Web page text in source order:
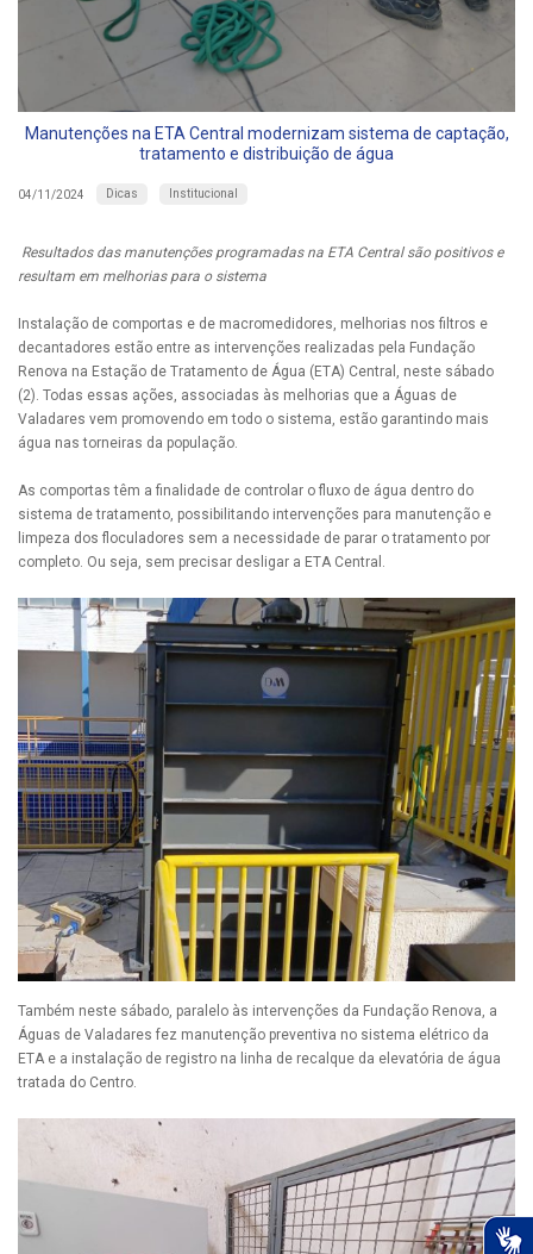
Manutenções na ETA Central modernizam sistema de captação,
tratamento e distribuição de água
04/11/2024 Dicas Institucional
Resultados das manutenções programadas na ETA Central são positivos e
resultam em melhorias para o sistema
Instalação de comportas e de macromedidores, melhorias nos filtros e
decantadores estão entre as intervenções realizadas pela Fundação
Renova na Estação de Tratamento de Água (ETA) Central, neste sábado
(2). Todas essas ações, associadas às melhorias que a Águas de
Valadares vem promovendo em todo o sistema, estão garantindo mais
água nas torneiras da população.
As comportas têm a finalidade de controlar o fluxo de água dentro do
sistema de tratamento, possibilitando intervenções para manutenção e
limpeza dos floculadores sem a necessidade de parar o tratamento por
completo. Ou seja, sem precisar desligar a ETA Central.
Também neste sábado, paralelo às intervenções da Fundação Renova, a
Águas de Valadares fez manutenção preventiva no sistema elétrico da
ETA e a instalação de registro na linha de recalque da elevatória de água
tratada do Centro.